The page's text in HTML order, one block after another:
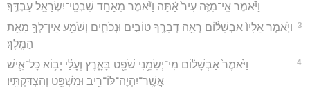
וַיֹּ֗אמֶר אֵֽי־מִזֶּ֥ה עִיר֙ אַ֔תָּה וַיֹּ֕אמֶר מֵאַחַ֥ד שִׁבְטֵֽי־יִשְׂרָאֵ֖ל עַבְדֶּֽךָ׃
3
וַיֹּ֤אמֶר אֵלָיו֙ אַבְשָׁל֔וֹם רְאֵ֥ה דְבָרֶ֖ךָ טוֹבִ֣ים וּנְכֹחִ֑ים וְשֹׁמֵ֥עַ אֵין־לְךָ֖ מֵאֵ֥ת
הַמֶּֽלֶךְ׃
4
וַיֹּ֙אמֶר֙ אַבְשָׁל֔וֹם מִי־יְשִׂמֵ֥נִי שֹׁפֵ֖ט בָּאָ֑רֶץ וְעָלַ֗י יָב֥וֹא כָּל־אִ֛ישׁ
אֲשֶֽׁר־יִהְיֶה־לּוֹ־רִ֥יב וּמִשְׁפָּ֖ט וְהִצְדַּקְתִּֽיו׃